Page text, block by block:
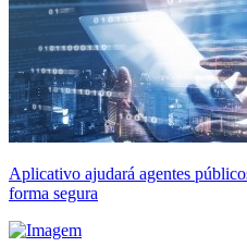
Aplicativo ajudará agentes
forma segura